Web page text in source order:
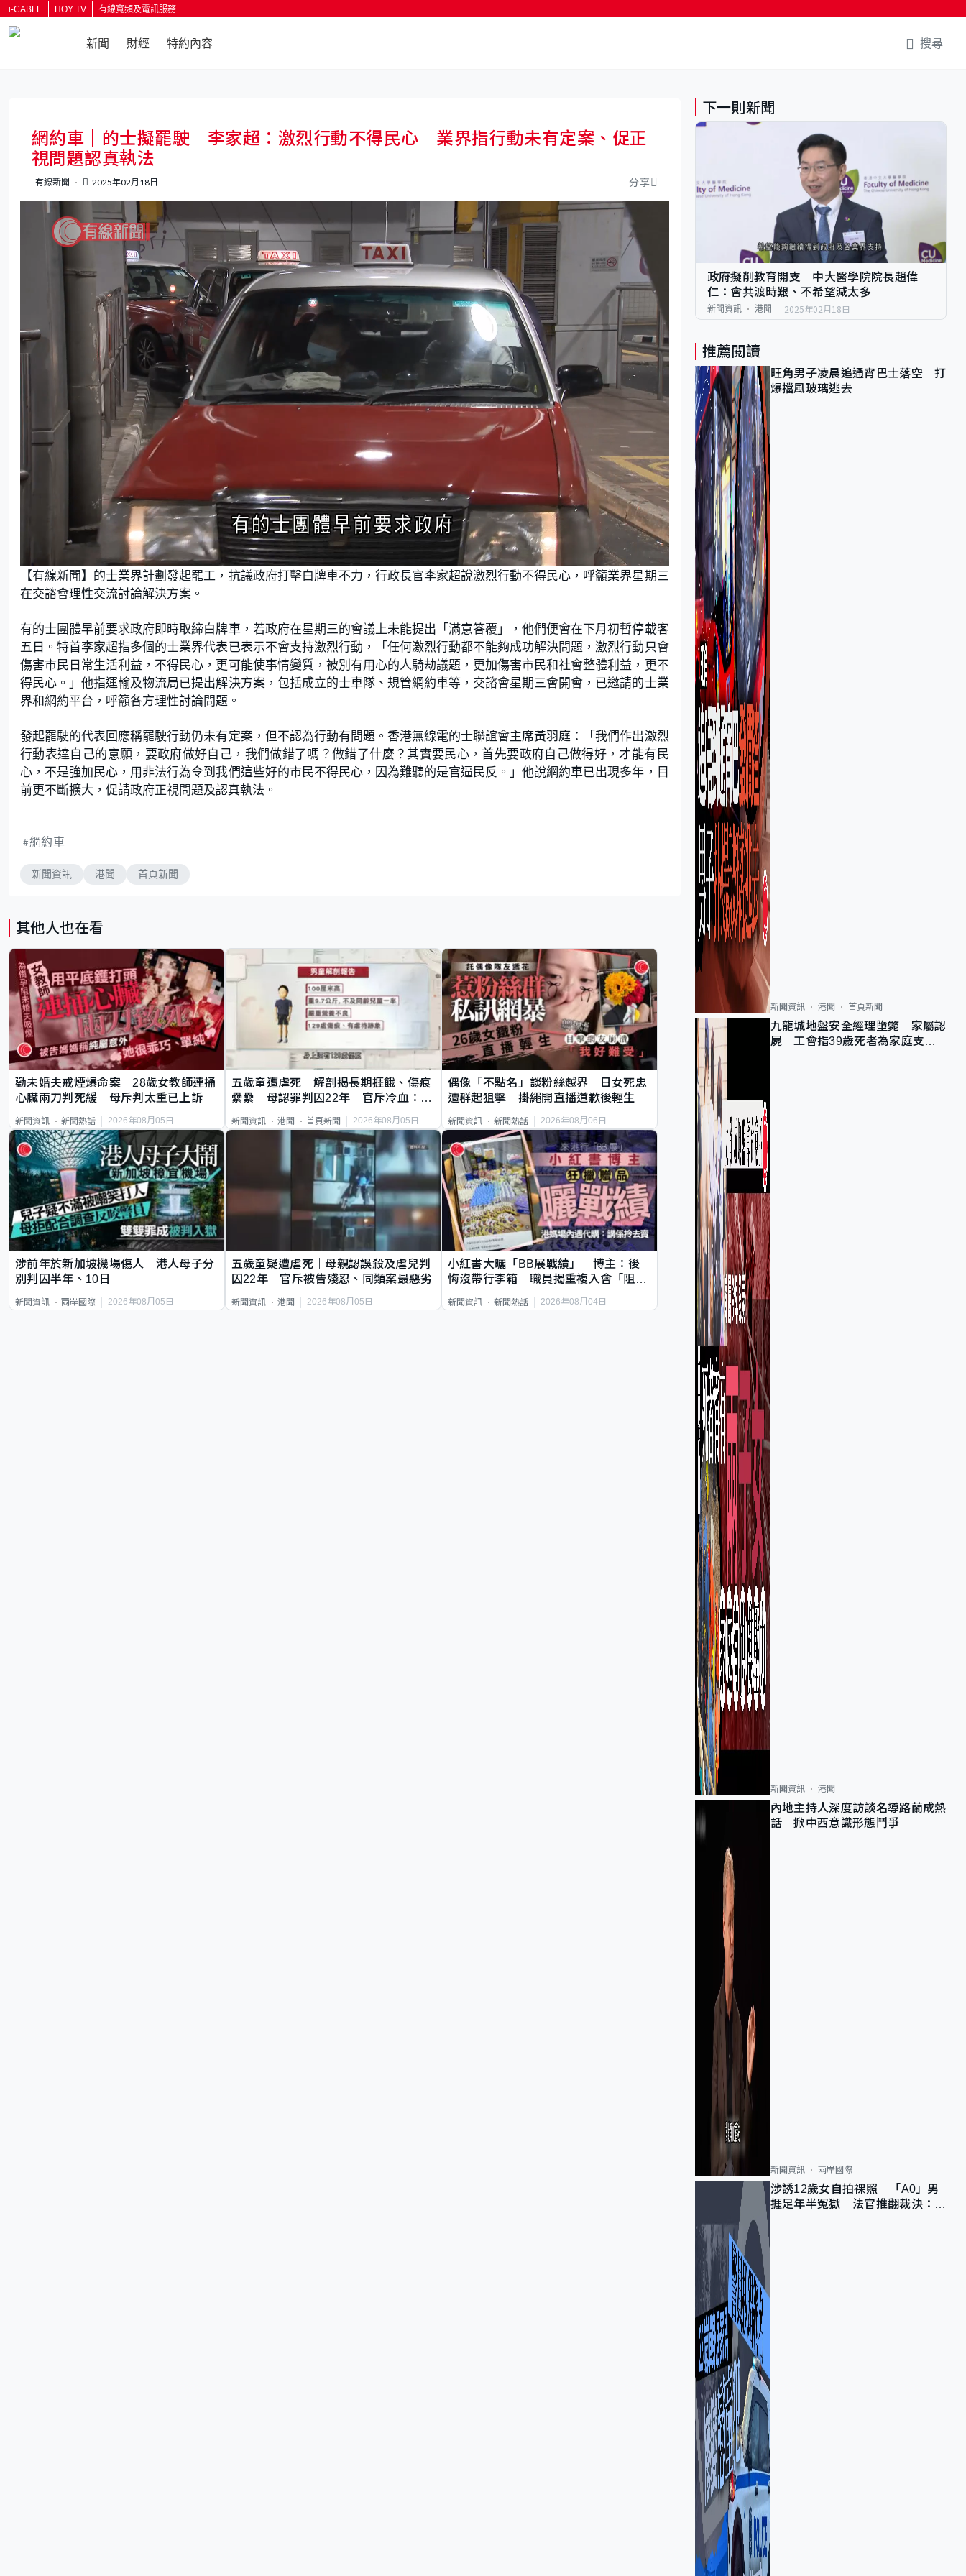
i-CABLE HOY TV 有線寬頻及電訊服務
新聞 財經 特約內容 搜尋
網約車｜的士擬罷駛 李家超：激烈行動不得民心 業界指行動未有定案、促正
視問題認真執法
有線新聞 2025年02月18日 分享
n
m
u
t
e
L
o
a
d
d
:
.
2
1
%
【有線新聞】的士業界計劃發起罷工，抗議政府打擊白牌車不力，行政長官李家超說激烈行動不得民心，呼籲業界星期三
在交諮會理性交流討論解決方案。
有的士團體早前要求政府即時取締白牌車，若政府在星期三的會議上未能提出「滿意答覆」，他們便會在下月初暫停載客
五日。特首李家超指多個的士業界代表已表示不會支持激烈行動，「任何激烈行動都不能夠成功解決問題，激烈行動只會
傷害市民日常生活利益，不得民心，更可能使事情變質，被別有用心的人騎劫議題，更加傷害市民和社會整體利益，更不
得民心。」他指運輸及物流局已提出解決方案，包括成立的士車隊、規管網約車等，交諮會星期三會開會，已邀請的士業
界和網約平台，呼籲各方理性討論問題。
發起罷駛的代表回應稱罷駛行動仍未有定案，但不認為行動有問題。香港無線電的士聯誼會主席黃羽庭：「我們作出激烈
行動表達自己的意願，要政府做好自己，我們做錯了嗎？做錯了什麼？其實要民心，首先要政府自己做得好，才能有民
心，不是強加民心，用非法行為令到我們這些好的市民不得民心，因為難聽的是官逼民反。」他說網約車已出現多年，目
前更不斷擴大，促請政府正視問題及認真執法。
網約車
新聞資訊 港聞 首頁新聞
其他人也在看
勸未婚夫戒煙爆命案 28歲女教師連捅
心臟兩刀判死緩 母斥判太重已上訴
新聞資訊 新聞熱話 2026年08月05日
五歲童遭虐死｜解剖揭長期捱餓、傷痕
纍纍 母認罪判囚22年 官斥冷血：同
新聞資訊 港聞 首頁新聞 2026年08月05日
偶像「不點名」談粉絲越界 日女死忠
遭群起狙擊 掛繩開直播道歉後輕生
新聞資訊 新聞熱話 2026年08月06日
涉前年於新加坡機場傷人 港人母子分
別判囚半年、10日
新聞資訊 兩岸國際 2026年08月05日
五歲童疑遭虐死｜母親認誤殺及虐兒判
囚22年 官斥被告殘忍、同類案最惡劣
新聞資訊 港聞 2026年08月05日
小紅書大曬「BB展戰績」 博主：後
悔沒帶行李箱 職員揭重複入會「阻止
新聞資訊 新聞熱話 2026年08月04日
下一則新聞
政府擬削教育開支 中大醫學院院長趙偉
仁：會共渡時艱、不希望減太多
新聞資訊 港聞 2025年02月18日
推薦閱讀
旺角男子凌晨追通宵巴士落空 打
爆擋風玻璃逃去
新聞資訊 港聞 首頁新聞
九龍城地盤安全經理墮斃 家屬認
屍 工會指39歲死者為家庭支柱
新聞資訊 港聞
內地主持人深度訪談名導路蘭成熱
話 掀中西意識形態鬥爭
新聞資訊 兩岸國際
涉誘12歲女自拍祼照 「A0」男
捱足年半冤獄 法官推翻裁決：抄